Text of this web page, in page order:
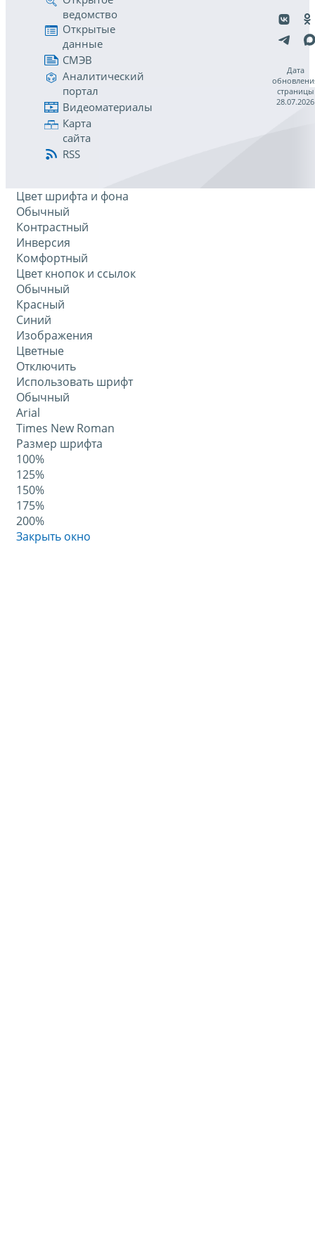
ведомство
Открытые
данные
СМЭВ
Аналитический
портал
Видеоматериалы
Карта
сайта
RSS
Дата
страницы
28.07.2026
Цвет шрифта и фона
Обычный
Контрастный
Инверсия
Комфортный
Цвет кнопок и ссылок
Обычный
Красный
Синий
Изображения
Цветные
Отключить
Использовать шрифт
Обычный
Arial
Times New Roman
Размер шрифта
100%
125%
150%
175%
200%
Закрыть окно